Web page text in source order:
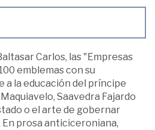
Carlos, las "Empresas
emblemas con su
la educación del príncipe
Saavedra Fajardo
o el arte de gobernar
prosa anticiceroniana,